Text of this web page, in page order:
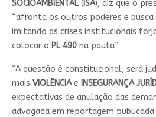
SOCIOAMBIENTAL( ISA), diz que o
“afronta os outros poderes e
imitando as crises institucionais
colocar o PL 490na pauta”.
“A questão é constitucional, será
mais VIOLÊNCIAe INSEGURANÇA
expectativas de anulação das
advogada em reportagem